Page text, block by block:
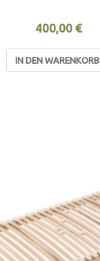
400,00 €
IN DEN WARENKORB